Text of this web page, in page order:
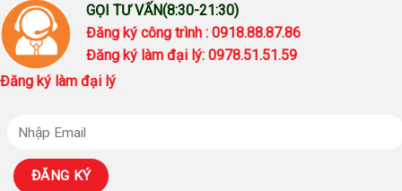
GỌI TƯ VẤN(8:30-21:30)
Đăng ký công trình : 0918.88.87.86
Đăng ký làm đại lý: 0978.51.51.59
Đăng ký làm đại lý